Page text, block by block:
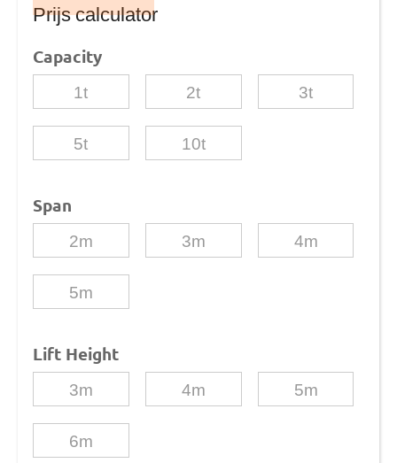
Prijs calculator
Capacity
1t 2t 3t
5t 10t
Span
2m 3m 4m
5m
Lift Height
3m 4m 5m
6m